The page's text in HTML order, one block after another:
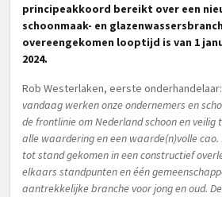
principeakkoord bereikt over een
schoonmaak- en
overeengekomen looptijd is van 1
2024.
Rob Westerlaken, eerste onderhandelaar:
vandaag werken onze ondernemers en
de frontlinie om Nederland schoon en veilig
alle waardering en een waarde(n)volle
tot stand gekomen in een constructief
elkaars standpunten en één
aantrekkelijke branche voor jong en oud.